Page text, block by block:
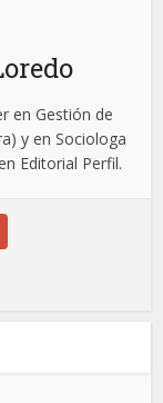
en Gestión de
y en Sociologa
Editorial Perfil.